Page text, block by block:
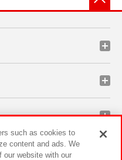
such as cookies to
content and ads. We
our website with our